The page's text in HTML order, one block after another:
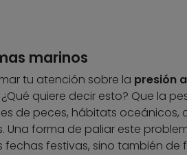
marinos
tu atención sobre la presión
¿Qué quiere decir esto? Que la
de peces, hábitats oceánicos,
Una forma de paliar este
fechas festivas, sino también